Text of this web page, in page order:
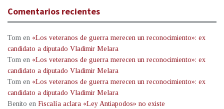
Comentarios recientes
Tom en «Los veteranos de guerra merecen un reconocimiento»: ex
candidato a diputado Vladimir Melara
Tom en «Los veteranos de guerra merecen un reconocimiento»: ex
candidato a diputado Vladimir Melara
Tom en «Los veteranos de guerra merecen un reconocimiento»: ex
candidato a diputado Vladimir Melara
Benito en Fiscalía aclara «Ley Antiapodos» no existe